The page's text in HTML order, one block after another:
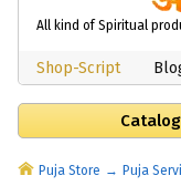
All kind of Spiritual
Shop-Script
Catalog
Puja Store Puja